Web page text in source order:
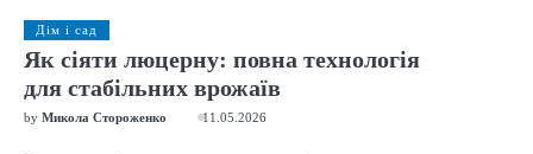
Дім і сад
Як сіяти люцерну: повна технологія
для стабільних врожаїв
by Микола Стороженко 11.05.2026